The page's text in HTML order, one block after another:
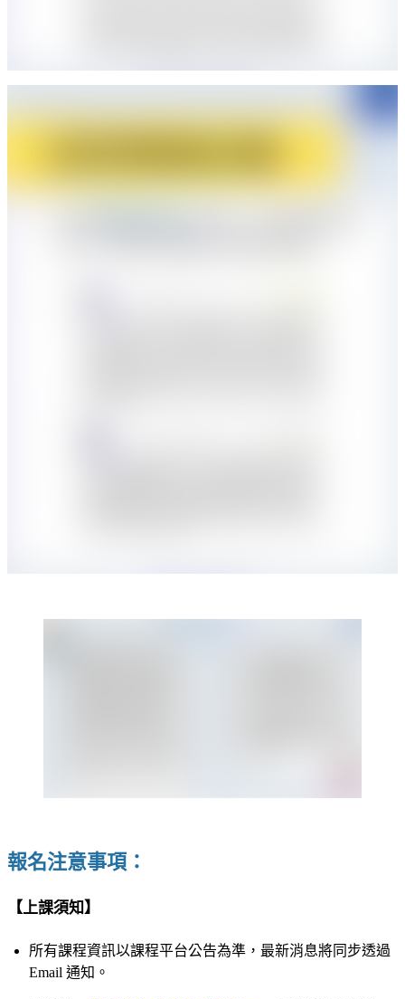
報名注意事項：
【上課須知】
所有課程資訊以課程平台公告為準，最新消息將同步透過
Email 通知。